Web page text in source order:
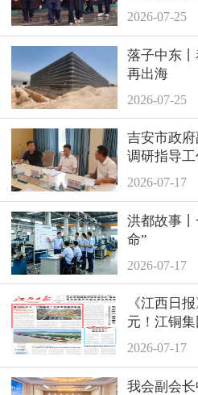
2026-07-25
落子中东
再出海
2026-07-25
吉安市政
调研指导工
2026-07-17
洪都故事
命”
2026-07-17
《江西日
元！江铜
2026-07-17
我会副会